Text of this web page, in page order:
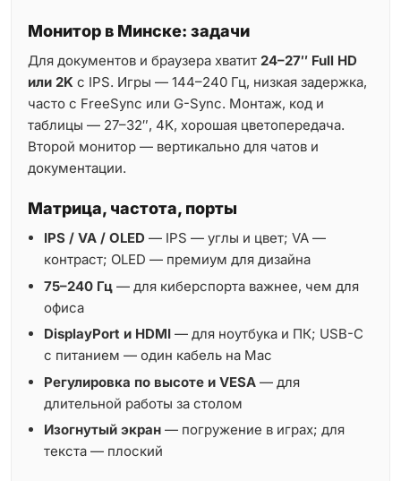
Монитор в Минске: задачи
Для документов и браузера хватит 24–27″ Full HD
или 2K с IPS. Игры — 144–240 Гц, низкая задержка,
часто с FreeSync или G-Sync. Монтаж, код и
таблицы — 27–32″, 4K, хорошая цветопередача.
Второй монитор — вертикально для чатов и
документации.
Матрица, частота, порты
IPS / VA / OLED — IPS — углы и цвет; VA —
контраст; OLED — премиум для дизайна
75–240 Гц — для киберспорта важнее, чем для
офиса
DisplayPort и HDMI — для ноутбука и ПК; USB-C
с питанием — один кабель на Mac
Регулировка по высоте и VESA — для
длительной работы за столом
Изогнутый экран — погружение в играх; для
текста — плоский